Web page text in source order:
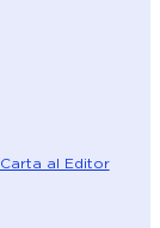
Carta al Editor